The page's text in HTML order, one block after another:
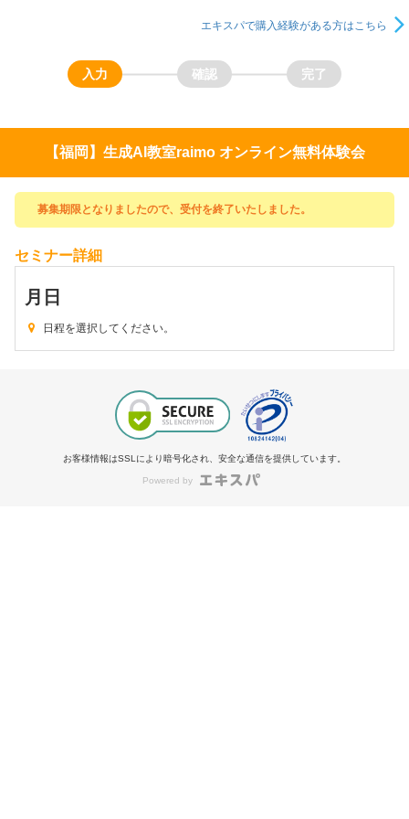
エキスパで購入経験がある方はこちら
【福岡】生成AI教室raimo オンライン無料体験会
募集期限となりましたので、受付を終了いたしました。
セミナー詳細
月 日
日程を選択してください。
お客様情報はSSLにより暗号化され、安全な通信を提供しています。
Powered by